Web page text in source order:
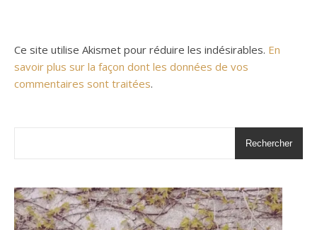
Ce site utilise Akismet pour réduire les indésirables. En
savoir plus sur la façon dont les données de vos
commentaires sont traitées.
Rechercher